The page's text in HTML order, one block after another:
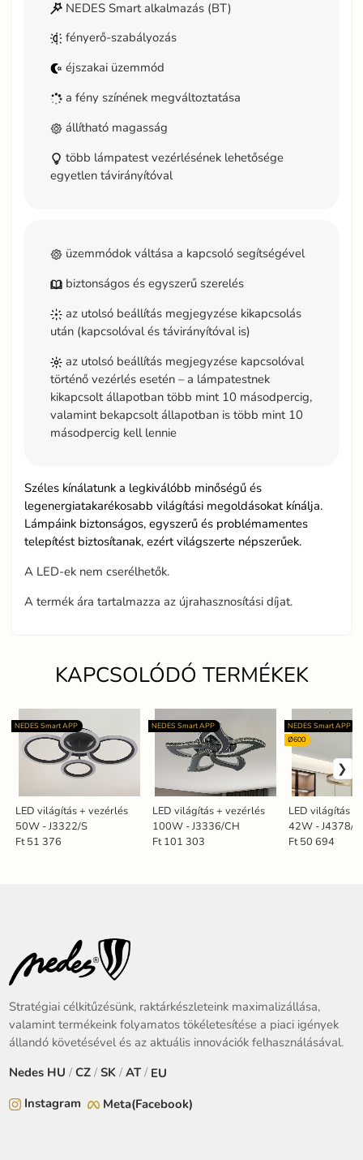
NEDES Smart alkalmazás (BT)
fényerő-szabályozás
éjszakai üzemmód
a fény színének megváltoztatása
állítható magasság
több lámpatest vezérlésének lehetősége
egyetlen távirányítóval
üzemmódok váltása a kapcsoló segítségével
biztonságos és egyszerű szerelés
az utolsó beállítás megjegyzése kikapcsolás
után (kapcsolóval és távirányítóval is)
az utolsó beállítás megjegyzése kapcsolóval
történő vezérlés esetén – a lámpatestnek
kikapcsolt állapotban több mint 10 másodpercig,
valamint bekapcsolt állapotban is több mint 10
másodpercig kell lennie
Széles kínálatunk a legkiválóbb minőségű és
legenergiatakarékosabb világítási megoldásokat kínálja.
Lámpáink biztonságos, egyszerű és problémamentes
telepítést biztosítanak, ezért világszerte népszerűek.
A LED-ek nem cserélhetők.
A termék ára tartalmazza az újrahasznosítási díjat.
KAPCSOLÓDÓ TERMÉKEK
LED világítás + vezérlés
50W - J3322/S
NEDES Smart APP
Ft 51 376
LED világítás + vezérlés
100W - J3336/CH
NEDES Smart APP
Ft 101 303
LED világítás +
42W - J4378/G
NEDES Smart APP
Ø600
Ft 50 694
Stratégiai célkitűzésünk, raktárkészleteink maximalizállása,
valamint termékeink folyamatos tökéletesítése a piaci igények
állandó követésével és az aktuális innovációk felhasználásával.
Nedes HU /CZ /SK / AT/ EU
Instagram
Meta(Facebook)